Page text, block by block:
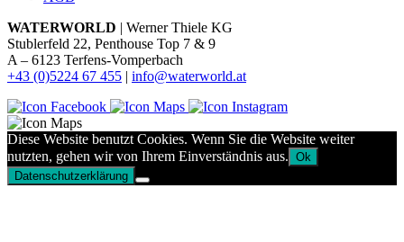
WATERWORLD | Werner Thiele KG
Stublerfeld 22, Penthouse Top 7 & 9
A – 6123 Terfens-Vomperbach
+43 (0)5224 67 455 | info@waterworld.at
Diese Website benutzt Cookies. Wenn Sie die Website weiter
nutzten, gehen wir von Ihrem Einverständnis aus. Ok
Datenschutzerklärung